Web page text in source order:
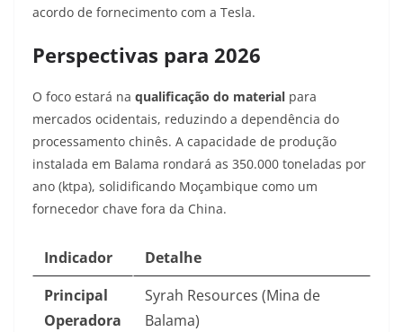
acordo de fornecimento com a Tesla.
Perspectivas para 2026
O foco estará na qualificação do material para
mercados ocidentais, reduzindo a dependência do
processamento chinês. A capacidade de produção
instalada em Balama rondará as 350.000 toneladas por
ano (ktpa), solidificando Moçambique como um
fornecedor chave fora da China.
Indicador
Detalhe
Principal
Operadora
Syrah Resources (Mina de
Balama)